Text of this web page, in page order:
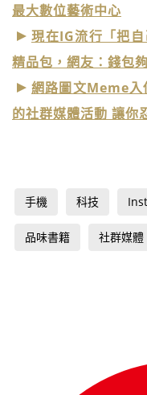
最大數位藝術中心
現在IG流行「把
精品包，網友：錢包
網路圖文Meme入
的社群媒體活動 讓你
手機 科技
品味書籍 社群媒體